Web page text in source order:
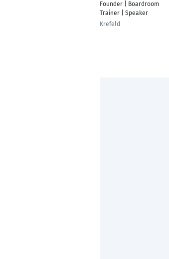
Founder | Boardroom
Trainer | Speaker
Krefeld